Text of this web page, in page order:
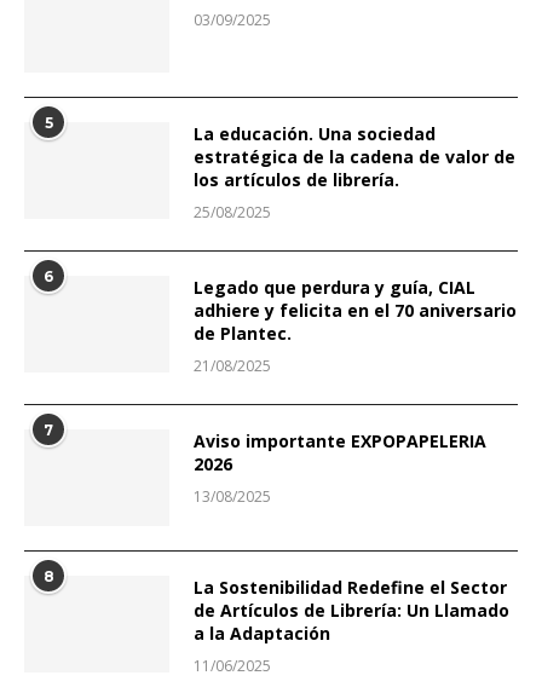
03/09/2025
5
La educación. Una sociedad
estratégica de la cadena de valor de
los artículos de librería.
25/08/2025
6
Legado que perdura y guía, CIAL
adhiere y felicita en el 70 aniversario
de Plantec.
21/08/2025
7
Aviso importante EXPOPAPELERIA
2026
13/08/2025
8
La Sostenibilidad Redefine el Sector
de Artículos de Librería: Un Llamado
a la Adaptación
11/06/2025